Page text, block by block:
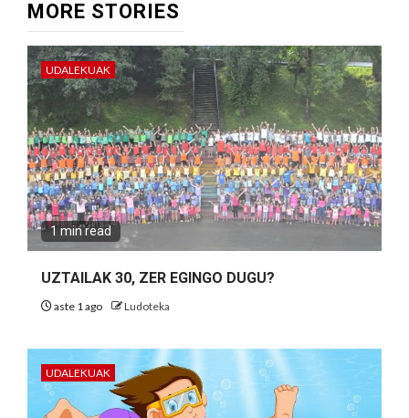
MORE STORIES
UDALEKUAK
1 min read
UZTAILAK 30, ZER EGINGO DUGU?
aste 1 ago Ludoteka
UDALEKUAK